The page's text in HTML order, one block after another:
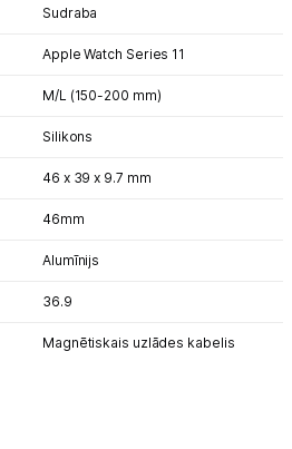
Sudraba
Apple Watch Series 11
M/L (150-200 mm)
Silikons
46 x 39 x 9.7 mm
46mm
Alumīnijs
36.9
Magnētiskais uzlādes kabelis